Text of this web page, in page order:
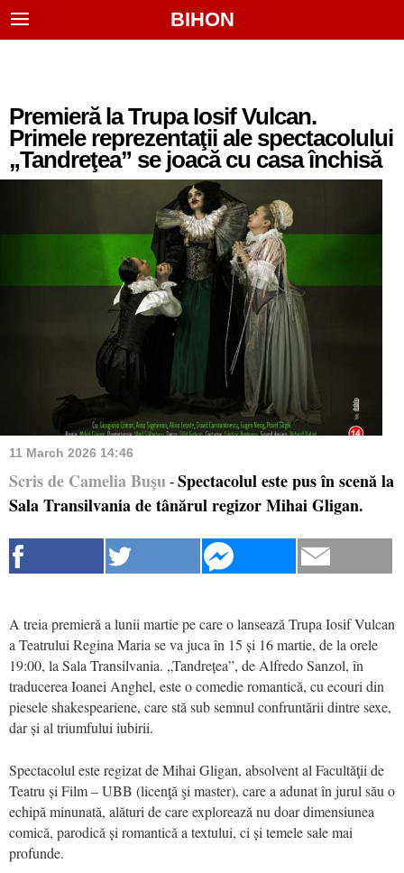
BIHON
Premieră la Trupa Iosif Vulcan.
Primele reprezentaţii ale spectacolului
„Tandreţea” se joacă cu casa închisă
11 March 2026 14:46
Scris de Camelia Buşu - Spectacolul este pus în scenă la
Sala Transilvania de tânărul regizor Mihai Gligan.
A treia premieră a lunii martie pe care o lansează Trupa Iosif Vulcan
a Teatrului Regina Maria se va juca în 15 şi 16 martie, de la orele
19:00, la Sala Transilvania. „Tandrețea”, de Alfredo Sanzol, în
traducerea Ioanei Anghel, este o comedie romantică, cu ecouri din
piesele shakespeariene, care stă sub semnul confruntării dintre sexe,
dar și al triumfului iubirii.
Spectacolul este regizat de Mihai Gligan, absolvent al Facultăţii de
Teatru și Film – UBB (licenţă şi master), care a adunat în jurul său o
echipă minunată, alături de care explorează nu doar dimensiunea
comică, parodică și romantică a textului, ci și temele sale mai
profunde.